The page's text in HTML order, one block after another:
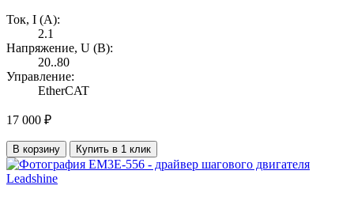
Ток, I (А):
2.1
Напряжение, U (В):
20..80
Управление:
EtherCAT
17 000 ₽
В корзину Купить в 1 клик